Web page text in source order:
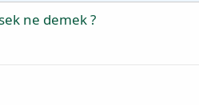
ne demek ?